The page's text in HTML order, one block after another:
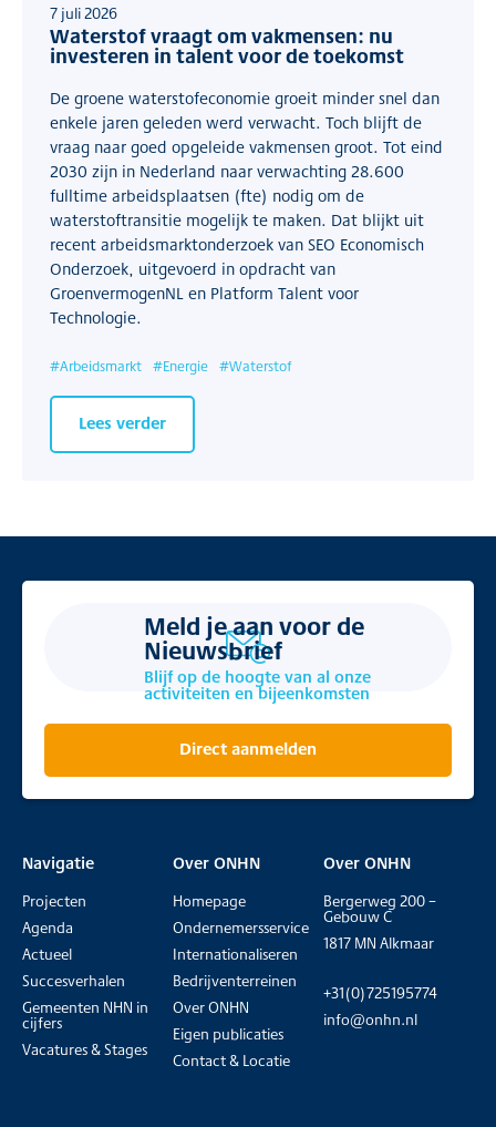
7 juli 2026
Waterstof vraagt om vakmensen: nu
investeren in talent voor de toekomst
De groene waterstofeconomie groeit minder snel dan
enkele jaren geleden werd verwacht. Toch blijft de
vraag naar goed opgeleide vakmensen groot. Tot eind
2030 zijn in Nederland naar verwachting 28.600
fulltime arbeidsplaatsen (fte) nodig om de
waterstoftransitie mogelijk te maken. Dat blijkt uit
recent arbeidsmarktonderzoek van SEO Economisch
Onderzoek, uitgevoerd in opdracht van
GroenvermogenNL en Platform Talent voor
Technologie.
#Arbeidsmarkt #Energie #Waterstof
Lees verder
Meld je aan voor de
Nieuwsbrief
Blijf op de hoogte van al onze
activiteiten en bijeenkomsten
Direct aanmelden
Navigatie
Projecten
Agenda
Actueel
Succesverhalen
Gemeenten NHN in
cijfers
Vacatures & Stages
Over ONHN
Homepage
Ondernemersservice
Internationaliseren
Bedrijventerreinen
Over ONHN
Eigen publicaties
Contact & Locatie
Over ONHN
Bergerweg 200 –
Gebouw C
1817 MN Alkmaar
+31(0)725195774
info@onhn.nl